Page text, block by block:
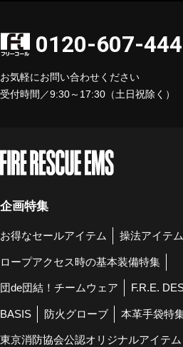
0120-607-444
お気軽にお問い合わせください
受付時間／9:30～17:30（土日祝除く）
企画特集
お得なセールアイテム 操法アイテ
ロープアクセス時の基本装備特集
団de団結！チームウェア F.R.E.
BASIS 防火グローブ 本革手袋特
東京消防協会公認オリジナルアイテム